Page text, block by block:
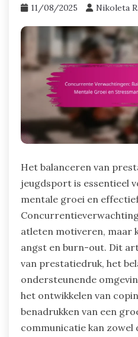
11/08/2025 Nikoleta
Het balanceren van
jeugdsport is essentieel
mentale groei en
atleten motiveren, maar
angst en burn-out. Dit
van prestatiedruk, het
ondersteunende
het ontwikkelen van
benadrukken van een
communicatie kan